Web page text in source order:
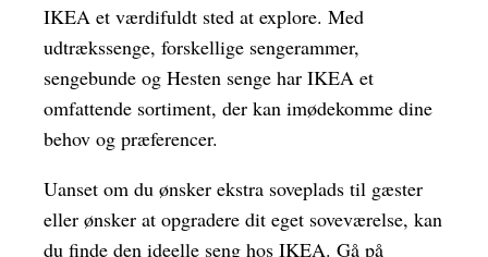
IKEA et værdifuldt sted at explore. Med
udtrækssenge, forskellige sengerammer,
sengebunde og Hesten senge har IKEA et
omfattende sortiment, der kan imødekomme dine
behov og præferencer.
Uanset om du ønsker ekstra soveplads til gæster
eller ønsker at opgradere dit eget soveværelse, kan
du finde den ideelle seng hos IKEA. Gå på